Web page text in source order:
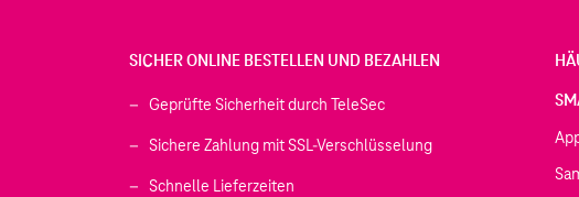
SICHER ONLINE BESTELLEN UND BEZAHLEN
Geprüfte Sicherheit durch TeleSec
Sichere Zahlung mit SSL-Verschlüsselung
Schnelle Lieferzeiten